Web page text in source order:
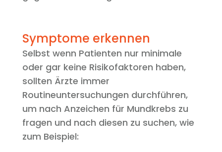
Symptome erkennen
Selbst wenn Patienten nur minimale
oder gar keine Risikofaktoren haben,
sollten Ärzte immer
Routineuntersuchungen durchführen,
um nach Anzeichen für Mundkrebs zu
fragen und nach diesen zu suchen, wie
zum Beispiel: